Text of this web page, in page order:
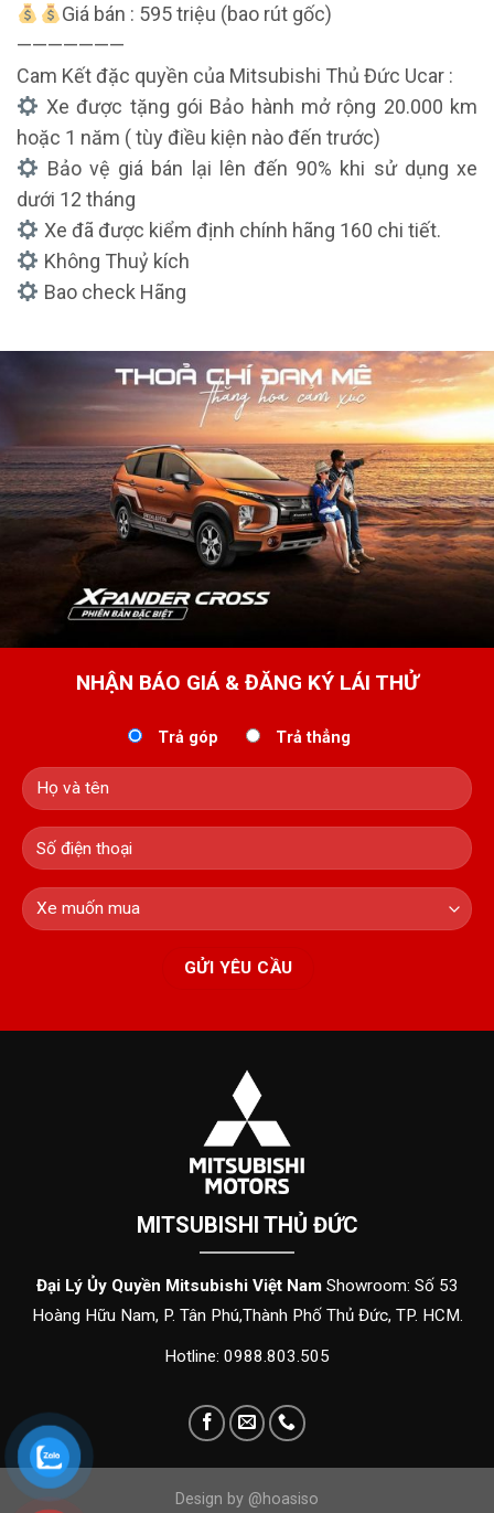
Giá bán : 595 triệu (bao rút gốc)
———————
Cam Kết đặc quyền của Mitsubishi Thủ Đức Ucar :
Xe được tặng gói Bảo hành mở rộng 20.000 km
hoặc 1 năm ( tùy điều kiện nào đến trước)
Bảo vệ giá bán lại lên đến 90% khi sử dụng xe
dưới 12 tháng
Xe đã được kiểm định chính hãng 160 chi tiết.
Không Thuỷ kích
Bao check Hãng
NHẬN BÁO GIÁ & ĐĂNG KÝ LÁI THỬ
Trả góp Trả thẳng
MITSUBISHI THỦ ĐỨC
Đại Lý Ủy Quyền Mitsubishi Việt Nam Showroom: Số 53
Hoàng Hữu Nam, P. Tân Phú,Thành Phố Thủ Đức, TP. HCM.
Hotline: 0988.803.505
Design by @hoasiso